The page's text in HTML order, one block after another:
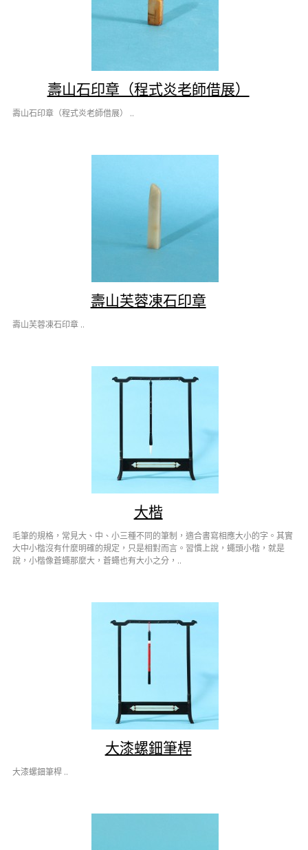
壽山石印章（程式炎老師借展）
壽山石印章（程式炎老師借展） ..
壽山芙蓉凍石印章
壽山芙蓉凍石印章 ..
大楷
毛筆的規格，常見大、中、小三種不同的筆制，適合書寫相應大小的字。其實
大中小楷沒有什麼明確的規定，只是相對而言。習慣上說，蠅頭小楷，就是
說，小楷像蒼蠅那麼大，蒼蠅也有大小之分，..
大漆螺鈿筆桿
大漆螺鈿筆桿 ..